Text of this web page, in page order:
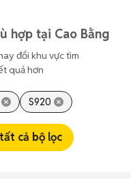
hợp tại Cao Bằng
đổi khu vực tìm
quả hơn
S920
cả bộ lọc